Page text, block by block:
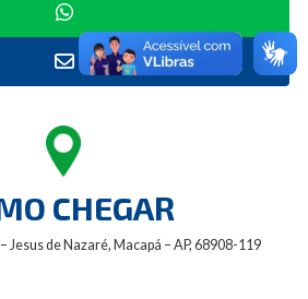
CHEGAR
Jesus de Nazaré, Macapá – AP, 68908-119